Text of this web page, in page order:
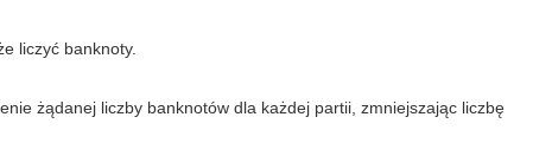
liczyć banknoty.
żądanej liczby banknotów dla każdej partii, zmniejszając liczbę